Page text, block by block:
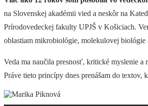
na Slovenskej akadémii vied a neskôr na
Prírodovedeckej fakulty UPJŠ v Košiciach.
oblastiam mikrobiológie, molekulovej biológie
Veda ma naučila presnosť, kritické myslenie a
Práve tieto princípy dnes prenášam do textov,